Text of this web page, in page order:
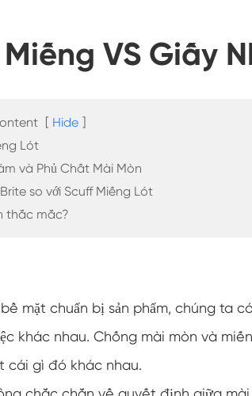
VS Giấy
[ Hide ]
Lót
và Phủ Chất Mài Mòn
so với Scuff Miếng Lót
thắc mắc?
mặt chuẩn bị sản phẩm, chúng ta
khác nhau. Chống mài mòn và
cái gì đó khác nhau.